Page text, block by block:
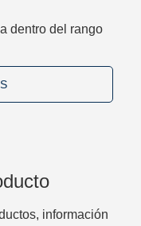
dentro del rango
información